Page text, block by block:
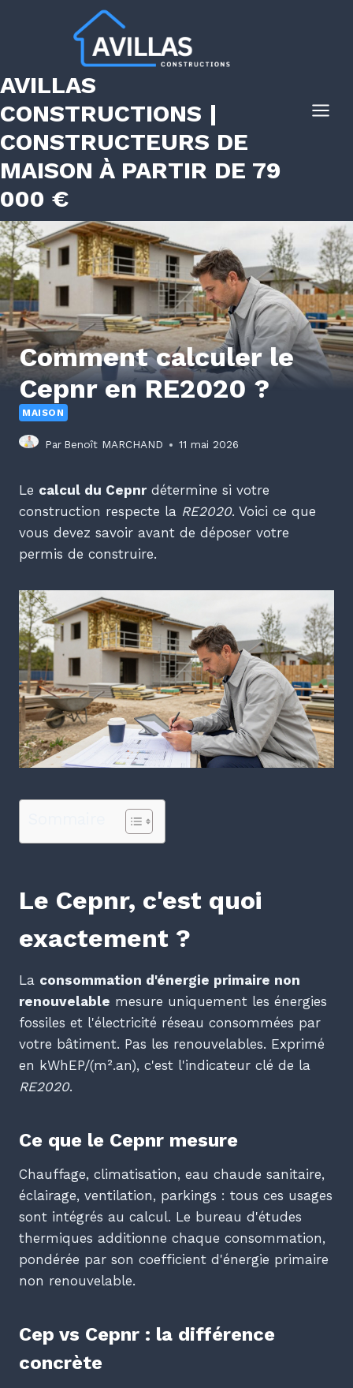
AVILLAS
CONSTRUCTIONS |
CONSTRUCTEURS DE
MAISON À PARTIR DE 79
000 €
Comment calculer le
Cepnr en RE2020 ?
MAISON
Par Benoît MARCHAND 11 mai 2026
Le calcul du Cepnr détermine si votre
construction respecte la RE2020. Voici ce que
vous devez savoir avant de déposer votre
permis de construire.
Le Cepnr, c'est quoi
exactement ?
La consommation d'énergie primaire non
renouvelable mesure uniquement les énergies
fossiles et l'électricité réseau consommées par
votre bâtiment. Pas les renouvelables. Exprimé
en kWhEP/(m².an), c'est l'indicateur clé de la
RE2020.
Ce que le Cepnr mesure
Chauffage, climatisation, eau chaude sanitaire,
éclairage, ventilation, parkings : tous ces usages
sont intégrés au calcul. Le bureau d'études
thermiques additionne chaque consommation,
pondérée par son coefficient d'énergie primaire
non renouvelable.
Cep vs Cepnr : la différence
concrète